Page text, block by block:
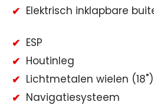
Elektrisch inklapbare
ESP
Houtinleg
Lichtmetalen wielen (18")
Navigatiesysteem